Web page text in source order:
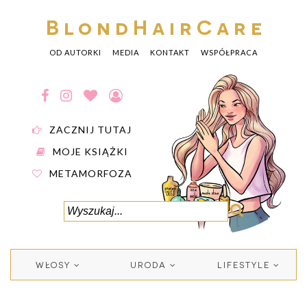
BlondHairCare
OD AUTORKI MEDIA KONTAKT WSPÓŁPRACA
ZACZNIJ TUTAJ
MOJE KSIĄŻKI
METAMORFOZA
WŁOSY URODA LIFESTYLE